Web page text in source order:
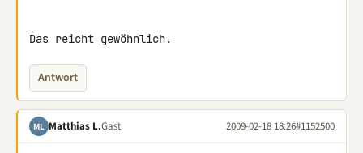
Das reicht gewöhnlich.
Antwort
ML Matthias L.Gast 2009-02-18 18:26#1152500